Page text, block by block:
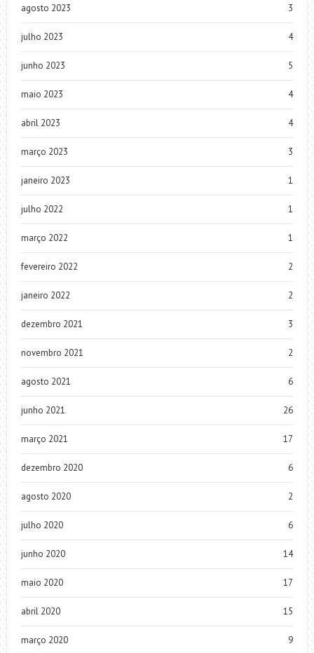
agosto 2023 3
julho 2023 4
junho 2023 5
maio 2023 4
abril 2023 4
março 2023 3
janeiro 2023 1
julho 2022 1
março 2022 1
fevereiro 2022 2
janeiro 2022 2
dezembro 2021 3
novembro 2021 2
agosto 2021 6
junho 2021 26
março 2021 17
dezembro 2020 6
agosto 2020 2
julho 2020 6
junho 2020 14
maio 2020 17
abril 2020 15
março 2020 9